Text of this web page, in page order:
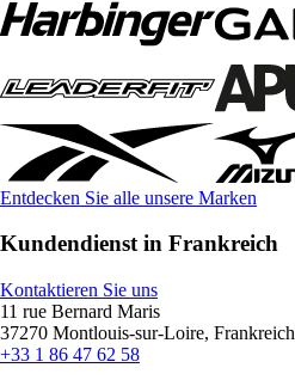
Entdecken Sie alle unsere Marken
Kundendienst in Frankreich
Kontaktieren Sie uns
11 rue Bernard Maris
37270 Montlouis-sur-Loire, Frankreich
+33 1 86 47 62 58